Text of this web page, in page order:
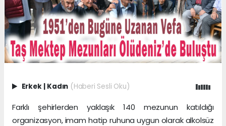
Erkek | Kadın (Haberi Sesli Oku)
Farklı şehirlerden yaklaşık 140 mezunun katıldığı
organizasyon, imam hatip ruhuna uygun olarak alkolsüz